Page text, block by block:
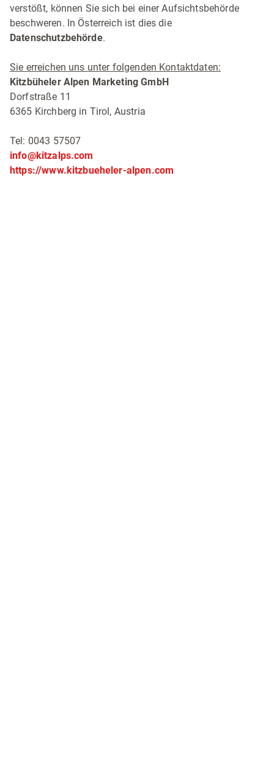
verstößt, können Sie sich bei einer Aufsichtsbehörde
beschweren. In Österreich ist dies die
Datenschutzbehörde.
Sie erreichen uns unter folgenden Kontaktdaten:
Kitzbüheler Alpen Marketing GmbH
Dorfstraße 11
6365 Kirchberg in Tirol, Austria
Tel: 0043 57507
info@kitzalps.com
https://www.kitzbueheler-alpen.com